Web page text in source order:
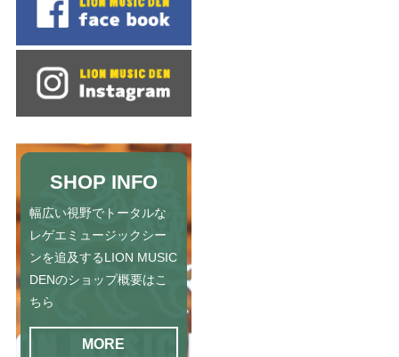
SHOP INFO
幅広い視野でトータルな
レゲエミュージックシー
ンを追及するLION MUSIC
DENのショップ概要はこ
ちら
MORE